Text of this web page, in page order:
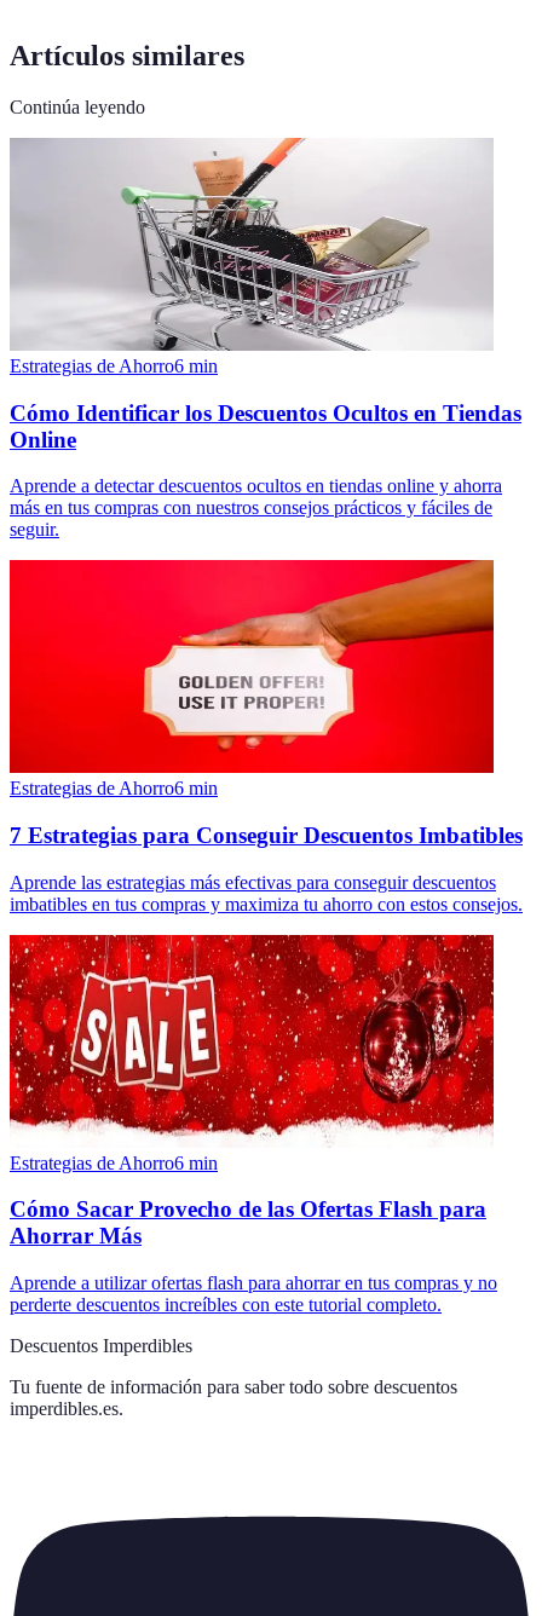
Artículos similares
Continúa leyendo
Estrategias de Ahorro6 min
Cómo Identificar los Descuentos Ocultos en Tiendas
Online
Aprende a detectar descuentos ocultos en tiendas online y ahorra
más en tus compras con nuestros consejos prácticos y fáciles de
seguir.
Estrategias de Ahorro6 min
7 Estrategias para Conseguir Descuentos Imbatibles
Aprende las estrategias más efectivas para conseguir descuentos
imbatibles en tus compras y maximiza tu ahorro con estos consejos.
Estrategias de Ahorro6 min
Cómo Sacar Provecho de las Ofertas Flash para
Ahorrar Más
Aprende a utilizar ofertas flash para ahorrar en tus compras y no
perderte descuentos increíbles con este tutorial completo.
Descuentos Imperdibles
Tu fuente de información para saber todo sobre descuentos
imperdibles.es.